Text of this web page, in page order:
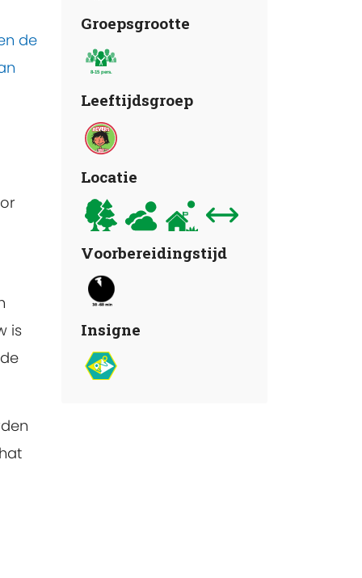
de
is
Groepsgrootte
Leeftijdsgroep
Locatie
Voorbereidingstijd
Insigne